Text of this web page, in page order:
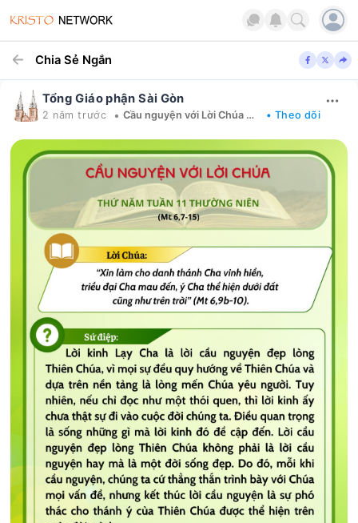
Chia Sẻ Ngắn
Tổng Giáo phận Sài Gòn
2 năm trước • Cầu nguyện với Lời Chúa mỗi ngày • Theo dõi